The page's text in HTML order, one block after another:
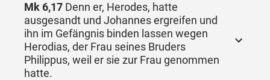
Mk 6,17 Denn er, Herodes, hatte
ausgesandt und Johannes ergreifen und
ihn im Gefängnis binden lassen wegen
Herodias, der Frau seines Bruders
Philippus, weil er sie zur Frau genommen
hatte.